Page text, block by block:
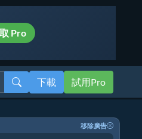
Pro
下載 試用Pro
移除廣告